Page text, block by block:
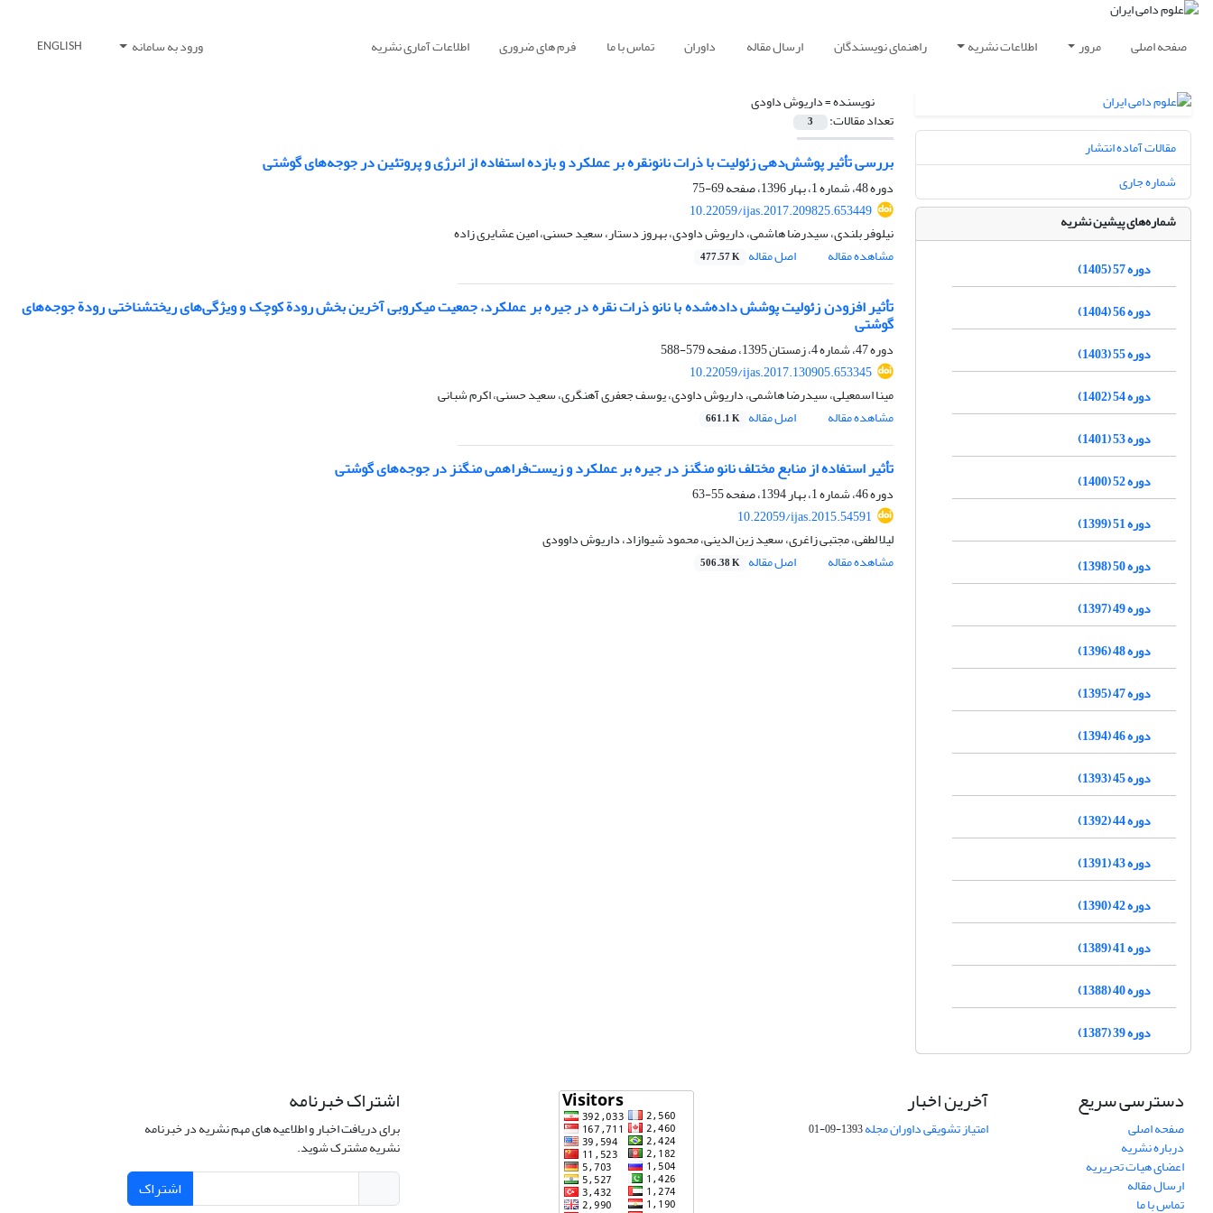
صفحه اصلی مرور اطلاعات نشریه راهنمای نویسندگان ارسال مقاله داوران تماس با ما فرم های ضروری اطلاعات آماری نشریه ورود به سامانه ENGLISH
نویسنده =داریوش داودی
تعداد مقالات: 3
بررسی تأثیر پوشش‌دهی زئولیت با ذرات نانونقره بر عملکرد و بازده استفاده ‌از انرژی ‌و پروتئین در جوجه‌های گوشتی
دوره 48، شماره 1، بهار 1396، صفحه
69-75
10.22059/ijas.2017.209825.653449
نیلوفر بلندی، سیدرضا هاشمی، داریوش داودی، بهروز دستار، سعید حسنی، امین عشایری زاده
مشاهده مقاله
اصل مقاله 477.57 K
تأثیر افزودن زئولیت پوشش داده‌شده با نانو ذرات نقره در جیره بر عملکرد، جمعیت میکروبی آخرین بخش رودة کوچک و ویژگی‌های ریختشناختی رودة جوجه‌های
گوشتی
دوره 47، شماره 4، زمستان 1395، صفحه
579-588
10.22059/ijas.2017.130905.653345
مینا اسمعیلی، سیدرضا هاشمی، داریوش داودی، یوسف جعفری آهنگری، سعید حسنی، اکرم شبانی
مشاهده مقاله
اصل مقاله 661.1 K
تأثیر استفاده از منابع مختلف نانو منگنز در جیره بر عملکرد و زیست‌فراهمی منگنز در جوجه‌های گوشتی
دوره 46، شماره 1، بهار 1394، صفحه
55-63
10.22059/ijas.2015.54591
لیلا لطفی، مجتبی زاغری، سعید زین الدینی، محمود شیوازاد، داریوش داوودی
مشاهده مقاله
اصل مقاله 506.38 K
مقالات آماده انتشار
شماره جاری
شماره‌های پیشین نشریه
دوره 57 (1405)
دوره 56 (1404)
دوره 55 (1403)
دوره 54 (1402)
دوره 53 (1401)
دوره 52 (1400)
دوره 51 (1399)
دوره 50 (1398)
دوره 49 (1397)
دوره 48 (1396)
دوره 47 (1395)
دوره 46 (1394)
دوره 45 (1393)
دوره 44 (1392)
دوره 43 (1391)
دوره 42 (1390)
دوره 41 (1389)
دوره 40 (1388)
دوره 39 (1387)
دسترسی سریع
صفحه اصلی
درباره نشریه
اعضای هیات تحریریه
ارسال مقاله
تماس با ما
آخرین اخبار
امتیاز تشویقی داوران مجله1393-09-01
اشتراک خبرنامه
برای دریافت اخبار و اطلاعیه های مهم نشریه در خبرنامه
نشریه مشترک شوید.
اشتراک